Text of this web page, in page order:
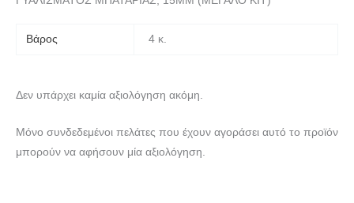
Βάρος 4 κ.
Δεν υπάρχει καμία αξιολόγηση ακόμη.
Μόνο συνδεδεμένοι πελάτες που έχουν αγοράσει αυτό το προϊόν
μπορούν να αφήσουν μία αξιολόγηση.